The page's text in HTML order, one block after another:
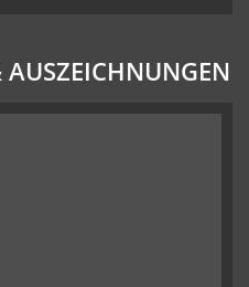
AUSZEICHNUNGEN